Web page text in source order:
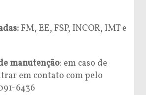
FM, EE, FSP, INCOR, IMT e
manutenção: em caso de
em contato com pelo
6436